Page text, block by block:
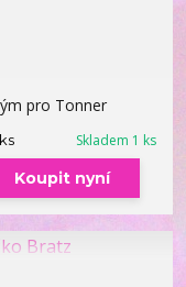
pro Tonner
Skladem 1 ks
Koupit nyní